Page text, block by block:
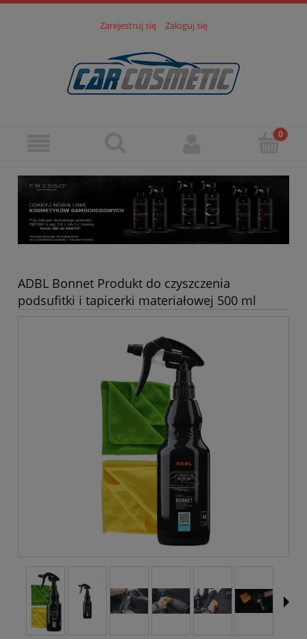
Zarejestruj się Zaloguj się
ADBL Bonnet Produkt do czyszczenia
podsufitki i tapicerki materiałowej 500 ml